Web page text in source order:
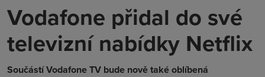
Vodafone přidal do své
televizní nabídky Netflix
Součástí Vodafone TV bude nově také oblíbená